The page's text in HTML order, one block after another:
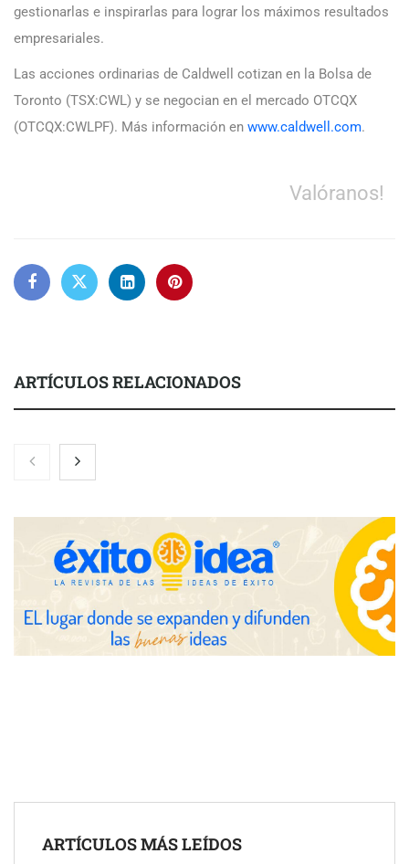
gestionarlas e inspirarlas para lograr los máximos resultados
empresariales.
Las acciones ordinarias de Caldwell cotizan en la Bolsa de
Toronto (TSX:CWL) y se negocian en el mercado OTCQX
(OTCQX:CWLPF). Más información en www.caldwell.com.
Valóranos!
ARTÍCULOS RELACIONADOS
Brisas del Estrecho abastece a la hostelería de Sevilla
conectando lonjas con establecimientos
ARTÍCULOS MÁS LEÍDOS